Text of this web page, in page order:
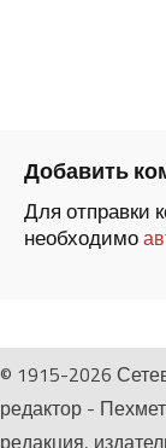
Добавить
Для отправки
необходимо
© 1915-2026
редактор -
редакция,